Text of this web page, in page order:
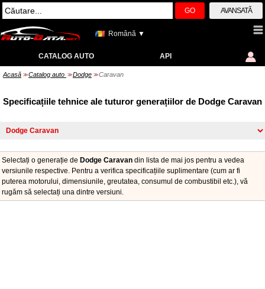
GO AVANSATĂ
Română ▼
CATALOG AUTO API
Acasă >> Catalog auto >> Dodge >> Caravan
Specificațiile tehnice ale tuturor generațiilor de Dodge Caravan
Selectați o generație de Dodge Caravan din lista de mai jos pentru a vedea
versiunile respective. Pentru a verifica specificațiile suplimentare (cum ar fi
puterea motorului, dimensiunile, greutatea, consumul de combustibil etc.), vă
rugăm să selectați una dintre versiuni.